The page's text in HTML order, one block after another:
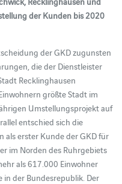
der Kunden bis 2020
der GKD zugunsten
die der Dienstleister
Recklinghausen
größte Stadt im
Umstellungsprojekt auf
entschied sich die
als erster Kunde der GKD für
im Norden des Ruhrgebiets
als 617.000 Einwohner
der Bundesrepublik. Der